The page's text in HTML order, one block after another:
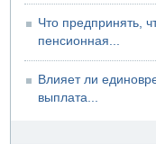
Что предпринять,
пенсионная...
Влияет ли
выплата...